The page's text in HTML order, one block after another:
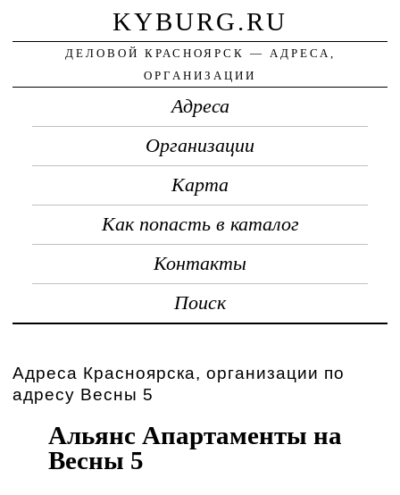
KYBURG.RU
ДЕЛОВОЙ КРАСНОЯРСК — АДРЕСА,
ОРГАНИЗАЦИИ
Адреса
Организации
Карта
Как попасть в каталог
Контакты
Поиск
Адреса Красноярска, организации по
адресу Весны 5
Альянс Апартаменты на
Весны 5